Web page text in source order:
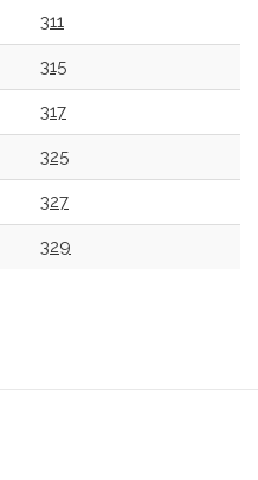
311
315
317
325
327
329